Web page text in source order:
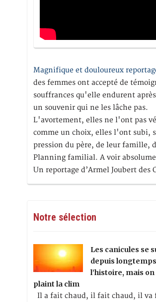
Magnifique et douloureux
des femmes ont accepté de
souffrances qu'elle endurent
un souvenir qui ne les lâche pas.
L'avortement, elles ne l'ont pas
comme un choix, elles l'ont subi,
pression du père, de leur famille,
Planning familial. A voir
Un reportage d’Armel Joubert des
Notre sélection
Les canicules se
depuis
l’histoire, mais on
plaint la clim
Il a fait chaud, il fait chaud, il va